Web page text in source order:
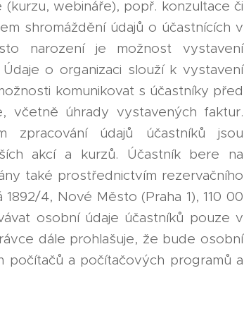
webináře), popř. konzultace či
shromáždění údajů o účastnících v
narození je možnost vystavení
o organizaci slouží k vystavení
komunikovat s účastníky před
včetně úhrady vystavených faktur.
údajů účastníků jsou
akcí a kurzů. Účastník bere na
také prostřednictvím rezervačního
4, Nové Město (Praha 1), 110 00
osobní údaje účastníků pouze v
dále prohlašuje, že bude osobní
počítačů a počítačových programů a